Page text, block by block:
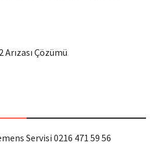
Arızası Çözümü
Servisi 0216 471 59 56